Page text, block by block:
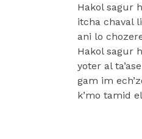
Hakol sagur
itcha chaval
ani lo
Hakol sagur
yoter al
gam im
k’mo tamid